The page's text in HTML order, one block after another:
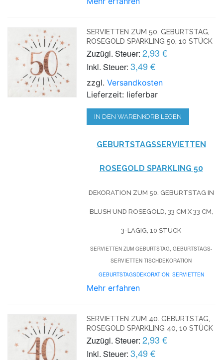
SERVIETTEN ZUM 50. GEBURTSTAG,
ROSEGOLD SPARKLING 50, 10 STÜCK
Zuzügl. Steuer: 2,93 €
Inkl. Steuer: 3,49 €
zzgl.Versandkosten
Lieferzeit: lieferbar
IN DEN WARENKORB LEGEN
GEBURTSTAGSSERVIETTEN
ROSEGOLD SPARKLING 50
DEKORATION ZUM 50. GEBURTSTAG IN
BLUSH UND ROSEGOLD, 33 CM X 33 CM,
3-LAGIG, 10 STÜCK
SERVIETTEN ZUM GEBURTSTAG, GEBURTSTAGS-
SERVIETTEN TISCHDEKORATION
GEBURTSTAGSDEKORATION: SERVIETTEN
Mehr erfahren
SERVIETTEN ZUM 40. GEBURTSTAG,
ROSEGOLD SPARKLING 40, 10 STÜCK
Zuzügl. Steuer: 2,93 €
Inkl. Steuer: 3,49 €